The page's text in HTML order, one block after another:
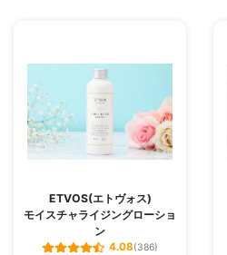
ETVOS(エトヴォス)
モイスチャライジングローショ
ン
4.08(386)